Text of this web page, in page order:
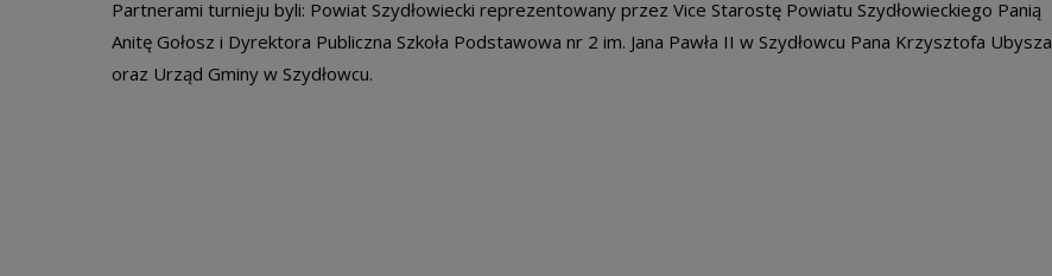
Partnerami turnieju byli: Powiat Szydłowiecki reprezentowany przez Vice Starostę Powiatu Szydłowieckiego Panią
Anitę Gołosz i Dyrektora Publiczna Szkoła Podstawowa nr 2 im. Jana Pawła II w Szydłowcu Pana Krzysztofa Ubysza
oraz Urząd Gminy w Szydłowcu.